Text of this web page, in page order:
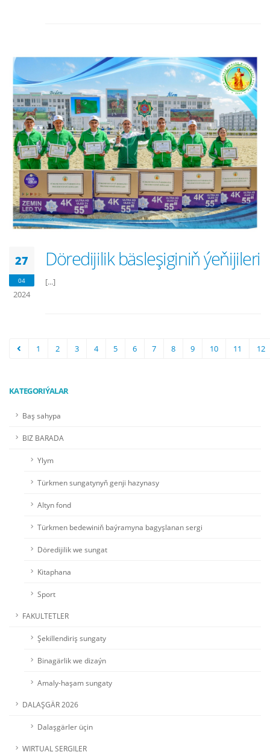
27
04
2024
Döredijilik bäsleşiginiň ýeňijileri
[...]
1 2 3 4 5 6 7 8 9 10 11 12
KATEGORIÝALAR
Baş sahypa
BIZ BARADA
Ylym
Türkmen sungatynyň genji hazynasy
Altyn fond
Türkmen bedewiniň baýramyna bagyşlanan sergi
Döredijilik we sungat
Kitaphana
Sport
FAKULTETLER
Şekillendiriş sungaty
Binagärlik we dizaýn
Amaly-haşam sungaty
DALAŞGÄR 2026
Dalaşgärler üçin
WIRTUAL SERGILER